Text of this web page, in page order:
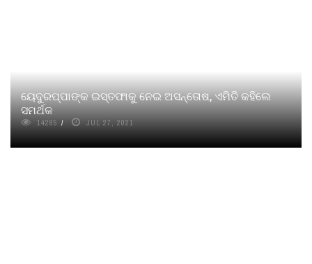
ୟେଦୁରପ୍ପାଙ୍କ ଇସ୍ତଫାକୁ ନେଇ ଅସନ୍ତୋଷ, ଏମିତି କହିଲେ
ସମର୍ଥକ
14285 JUL 27, 2021